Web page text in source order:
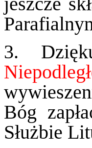
3.
Bóg
Służbie